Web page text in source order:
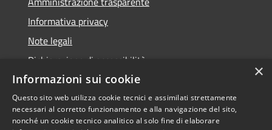
Informativa privacy
Note legali
Dichiarazione di accessibilità
RSS
Copyright © 2026 • Comune di
×
Informazioni sui cookie
Questo sito web utilizza cookie tecnici e assimilati strettamente
necessari al corretto funzionamento e alla navigazione del sito,
nonché un cookie tecnico analitico al solo fine di elaborare